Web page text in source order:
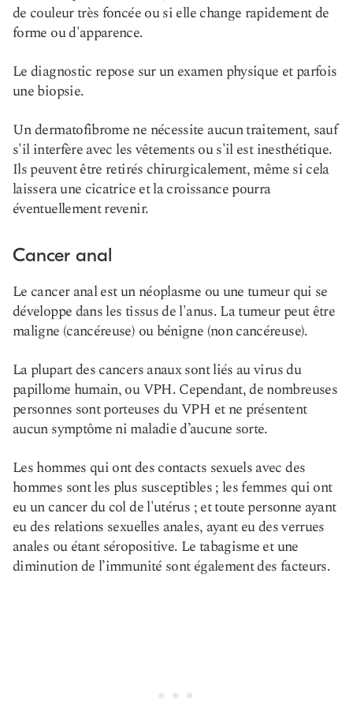
de couleur très foncée ou si elle change rapidement de
forme ou d'apparence.
Le diagnostic repose sur un examen physique et parfois
une biopsie.
Un dermatofibrome ne nécessite aucun traitement, sauf
s'il interfère avec les vêtements ou s'il est inesthétique.
Ils peuvent être retirés chirurgicalement, même si cela
laissera une cicatrice et la croissance pourra
éventuellement revenir.
Cancer anal
Le cancer anal est un néoplasme ou une tumeur qui se
développe dans les tissus de l'anus. La tumeur peut être
maligne (cancéreuse) ou bénigne (non cancéreuse).
La plupart des cancers anaux sont liés au virus du
papillome humain, ou VPH. Cependant, de nombreuses
personnes sont porteuses du VPH et ne présentent
aucun symptôme ni maladie d’aucune sorte.
Les hommes qui ont des contacts sexuels avec des
hommes sont les plus susceptibles ; les femmes qui ont
eu un cancer du col de l'utérus ; et toute personne ayant
eu des relations sexuelles anales, ayant eu des verrues
anales ou étant séropositive. Le tabagisme et une
diminution de l’immunité sont également des facteurs.